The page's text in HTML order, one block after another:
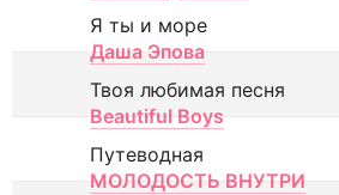
Я ты и море
Даша Эпова
Твоя любимая песня
Beautiful Boys
Путеводная
МОЛОДОСТЬ ВНУТРИ